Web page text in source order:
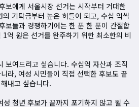
보에게 서울시장 선거는 시작부터 거대한
기탁금부터 높은 허들이 되고, 수십 억씩
보들과 경쟁하기에는 한 푼 한 푼이 간절합
억 원은 선거를 완주하기 위한 최소한의 비
보여드리고 싶습니다. 수십억 자산과 조직
라, 여성 시민들이 직접 선택한 후보도 끝
내고 싶습니다.
성 청년 후보가 끝까지 포기하지 않고 뛸 수